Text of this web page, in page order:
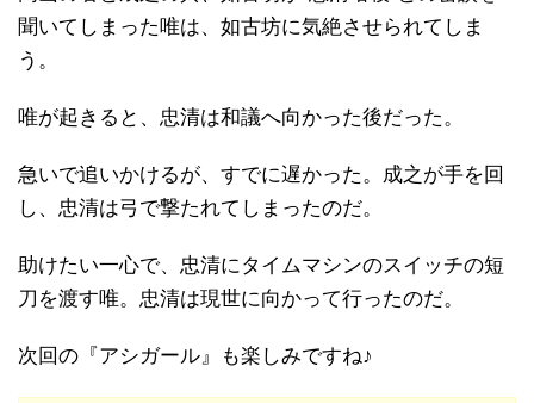
聞いてしまった唯は、如古坊に気絶させられてしま
う。
唯が起きると、忠清は和議へ向かった後だった。
急いで追いかけるが、すでに遅かった。成之が手を回
し、忠清は弓で撃たれてしまったのだ。
助けたい一心で、忠清にタイムマシンのスイッチの短
刀を渡す唯。忠清は現世に向かって行ったのだ。
次回の『アシガール』も楽しみですね♪